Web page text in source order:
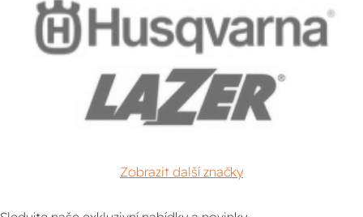
Zobrazit další značky